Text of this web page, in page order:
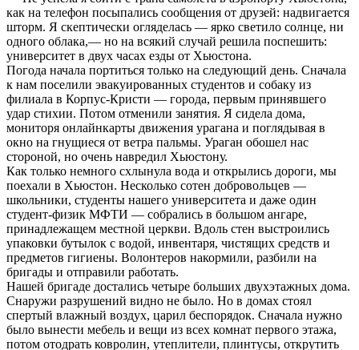
как на телефон посыпались сообщения от друзей: надвигается
шторм. Я скептически огляделась — ярко светило солнце, ни
одного облака,— но на всякий случай решила поспешить:
университет в двух часах езды от Хьюстона.
Погода начала портиться только на следующий день. Сначала
к нам поселили эвакуированных студентов и собаку из
филиала в Корпус-Кристи — города, первым принявшего
удар стихии. Потом отменили занятия. Я сидела дома,
мониторя онлайнкарты движения урагана и поглядывая в
окно на гнущиеся от ветра пальмы. Ураган обошел нас
стороной, но очень навредил Хьюстону.
Как только немного схлынула вода и открылись дороги, мы
поехали в Хьюстон. Несколько сотен добровольцев —
школьники, студенты нашего университета и даже один
студент-физик МФТИ — собрались в большом ангаре,
принадлежащем местной церкви. Вдоль стен выстроились
упаковки бутылок с водой, инвентаря, чистящих средств и
предметов гигиены. Волонтеров накормили, разбили на
бригады и отправили работать.
Нашей бригаде достались четыре больших двухэтажных дома.
Снаружи разрушений видно не было. Но в домах стоял
спертый влажный воздух, царил беспорядок. Сначала нужно
было вынести мебель и вещи из всех комнат первого этажа,
потом отодрать ковролин, утеплители, плинтусы, открутить